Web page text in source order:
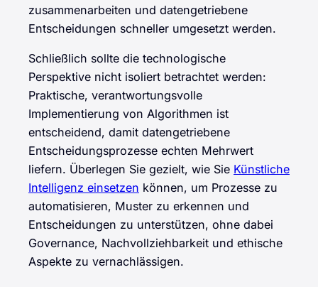
zusammenarbeiten und datengetriebene
Entscheidungen schneller umgesetzt werden.
Schließlich sollte die technologische
Perspektive nicht isoliert betrachtet werden:
Praktische, verantwortungsvolle
Implementierung von Algorithmen ist
entscheidend, damit datengetriebene
Entscheidungsprozesse echten Mehrwert
liefern. Überlegen Sie gezielt, wie Sie Künstliche
Intelligenz einsetzen können, um Prozesse zu
automatisieren, Muster zu erkennen und
Entscheidungen zu unterstützen, ohne dabei
Governance, Nachvollziehbarkeit und ethische
Aspekte zu vernachlässigen.